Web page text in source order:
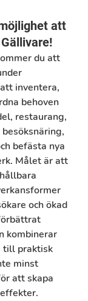
att
du att
inventera,
behoven
restaurang,
befästa nya
Målet är att
och ökad
kombinerar
till praktisk
minst
att skapa